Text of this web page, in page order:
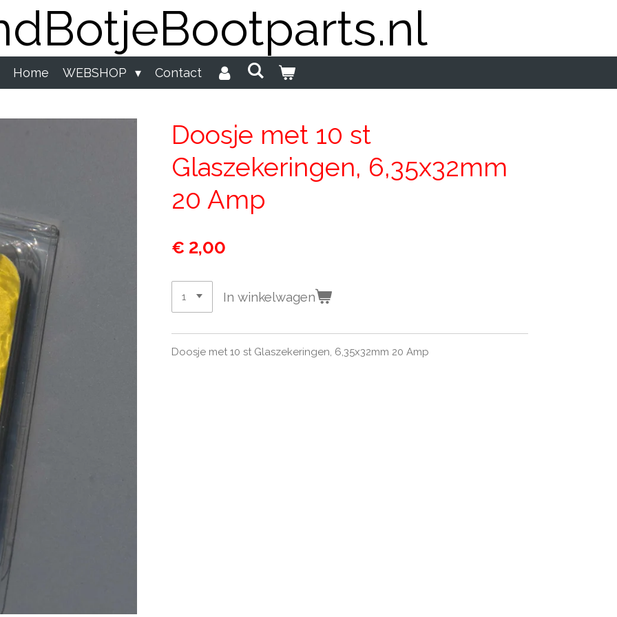
Home WEBSHOP Contact
Doosje met 10 st
Glaszekeringen, 6,35x32mm
20 Amp
€ 2,00
In winkelwagen
Doosje met 10 st Glaszekeringen, 6,35x32mm 20 Amp